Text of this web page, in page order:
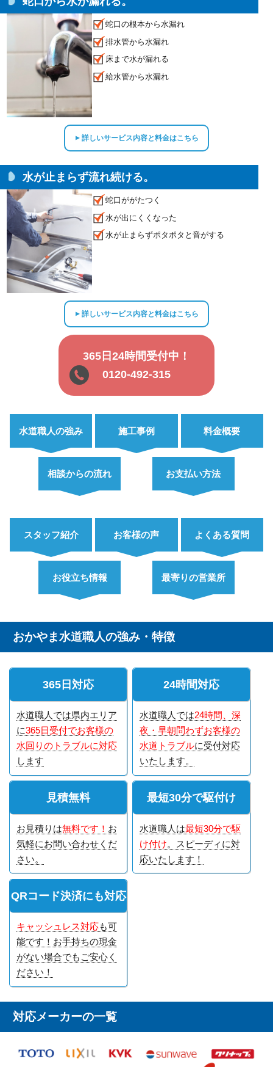
蛇口の根本から水漏れ
排水管から水漏れ
床まで水が漏れる
給水管から水漏れ
▲詳しいサービス内容と料金はこちら
水が止まらず流れ続ける。
蛇口ががたつく
水が出にくくなった
水が止まらずポタポタと音がする
▲詳しいサービス内容と料金はこちら
365日24時間受付中！
0120-492-315
水道職人の強み 施工事例 料金概要
相談からの流れ お支払い方法
スタッフ紹介 お客様の声 よくある質問
お役立ち情報 最寄りの営業所
おかやま水道職人の強み・特徴
365日対応
水道職人では県内エリア
に365日受付でお客様の
水回りのトラブルに対応
します
24時間対応
水道職人では24時間、深
夜・早朝問わずお客様の
水道トラブルに受付対応
いたします。
見積無料
お見積りは無料です！ お
気軽にお問い合わせくだ
さい。
最短30分で駆付け
水道職人は最短30分で駆
け付け。スピーディに対
応いたします！
QRコード決済にも対応
キャッシュレス対応も可
能です！お手持ちの現金
がない場合でもご安心く
ださい！
対応メーカーの一覧